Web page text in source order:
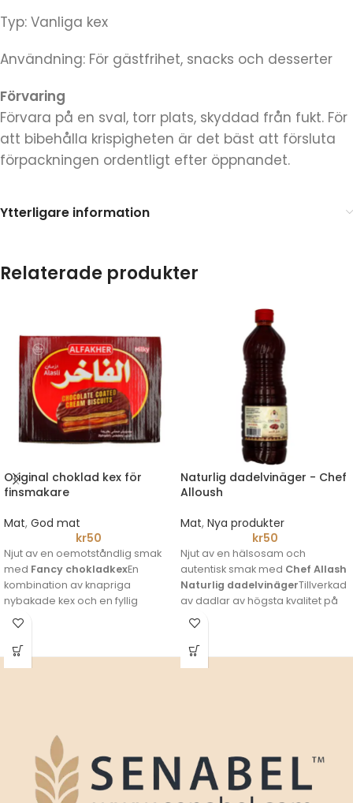
Typ: Vanliga kex
Användning: För gästfrihet, snacks och desserter
Förvaring
Förvara på en sval, torr plats, skyddad från fukt. För
att bibehålla krispigheten är det bäst att försluta
förpackningen ordentligt efter öppnandet.
Ytterligare information
Relaterade produkter
Original choklad kex för
finsmakare
Mat, God mat
kr50
Njut av en oemotståndlig smak
med Fancy chokladkexEn
kombination av knapriga
nybakade kex och en fyllig
mjölkkräm som toppas med ett
utsökt lager len choklad. Ett
perfekt val för chokladälskare
Naturlig dadelvinäger - Chef
Alloush
Mat, Nya produkter
kr50
Njut av en hälsosam och
autentisk smak med Chef Allash
Naturlig dadelvinägerTillverkad
av dadlar av högsta kvalitet på
ett traditionellt sätt som
säkerställer att den behåller sitt
höga näringsvärde och sina